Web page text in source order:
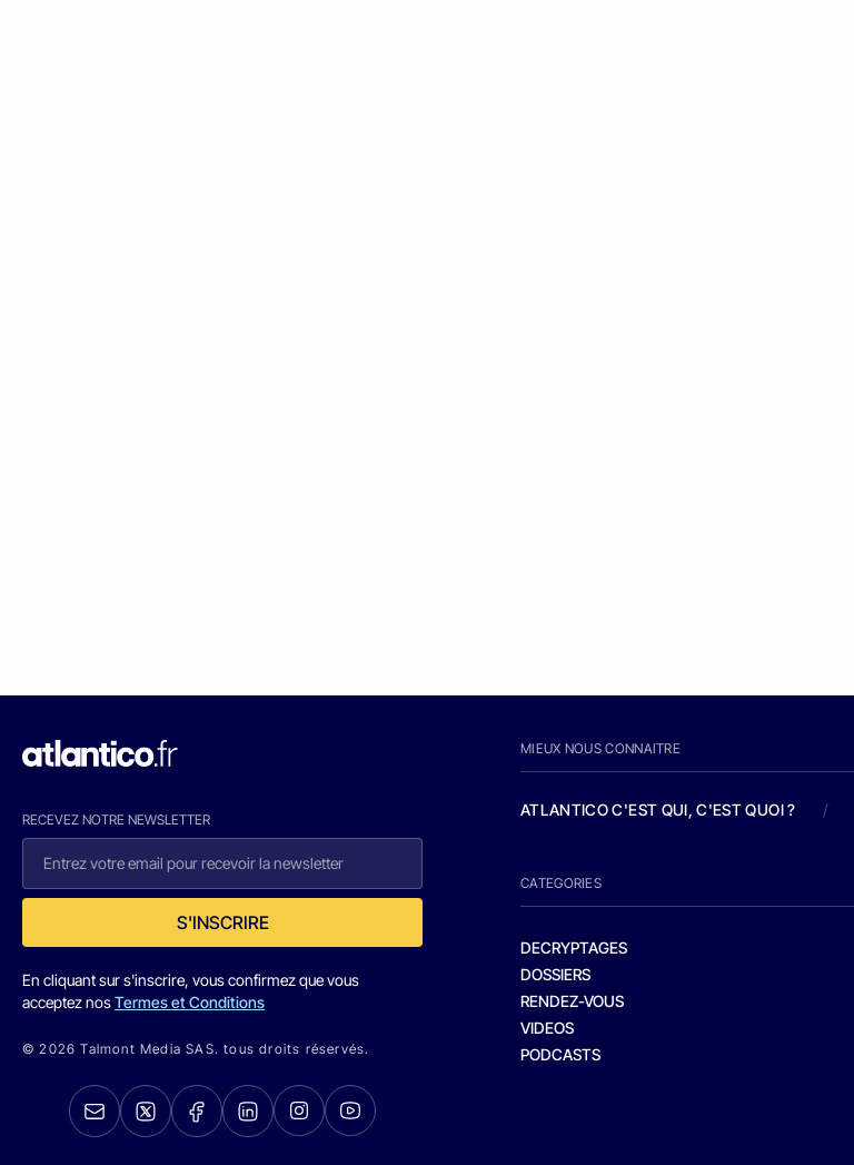
RECEVEZ NOTRE NEWSLETTER
S'INSCRIRE
En cliquant sur s'inscrire, vous confirmez que vous
acceptez nosTermes et Conditions
© 2026 Talmont Media SAS. tous droits réservés.
MIEUX NOUS CONNAITRE
ATLANTICO C'EST QUI, C'EST QUOI ? /
CATEGORIES
DECRYPTAGES
DOSSIERS
RENDEZ-VOUS
VIDEOS
PODCASTS